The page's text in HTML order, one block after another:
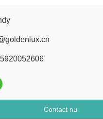
Contact nu